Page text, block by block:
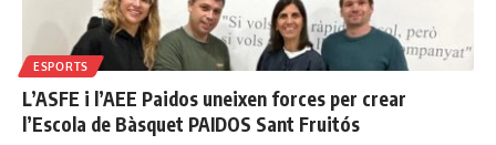
ESPORTS
L’ASFE i l’AEE Paidos uneixen forces per crear
l’Escola de Bàsquet PAIDOS Sant Fruitós